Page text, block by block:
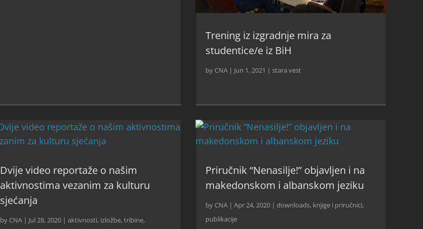
Trening iz izgradnje mira za
studentice/e iz BiH
by CNA| Jun 1, 2021 | stara vest
Dvije video reportaže o našim
aktivnostima vezanim za kulturu
sjećanja
by CNA | Jul 28, 2020 |aktivnosti, izložbe, tribine,
Priručnik “Nenasilje!” objavljen i na
makedonskom i albanskom jeziku
by CNA| Apr 24, 2020| downloads, knjige i priručnici,
publikacije